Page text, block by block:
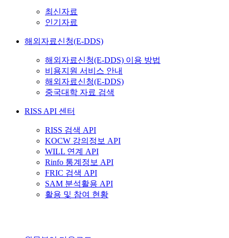
최신자료
인기자료
해외자료신청(E-DDS)
해외자료신청(E-DDS) 이용 방법
비용지원 서비스 안내
해외자료신청(E-DDS)
중국대학 자료 검색
RISS API 센터
RISS 검색 API
KOCW 강의정보 API
WILL 연계 API
Rinfo 통계정보 API
FRIC 검색 API
SAM 분석활용 API
활용 및 참여 현황